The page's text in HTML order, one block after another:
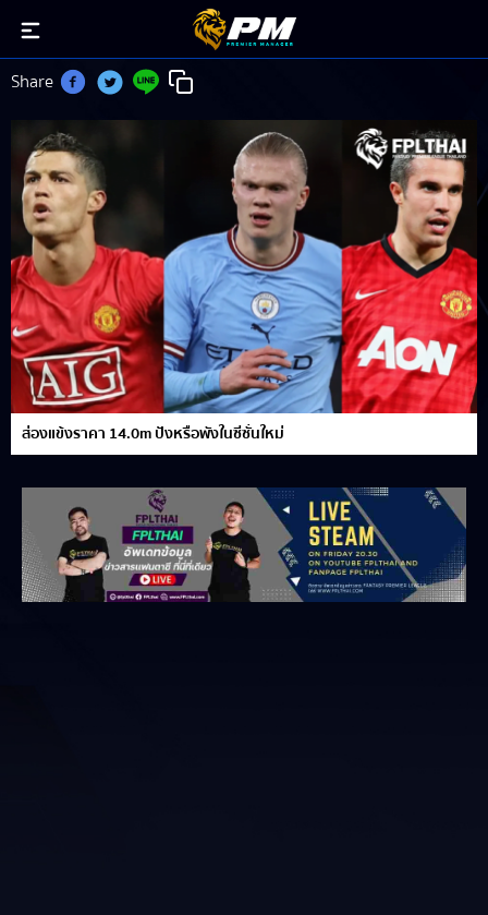
เธียร์รี่ อองรี
Share
ส่องแข้งราคา 14.0m ปังหรือพังในซีซั่นใหม่